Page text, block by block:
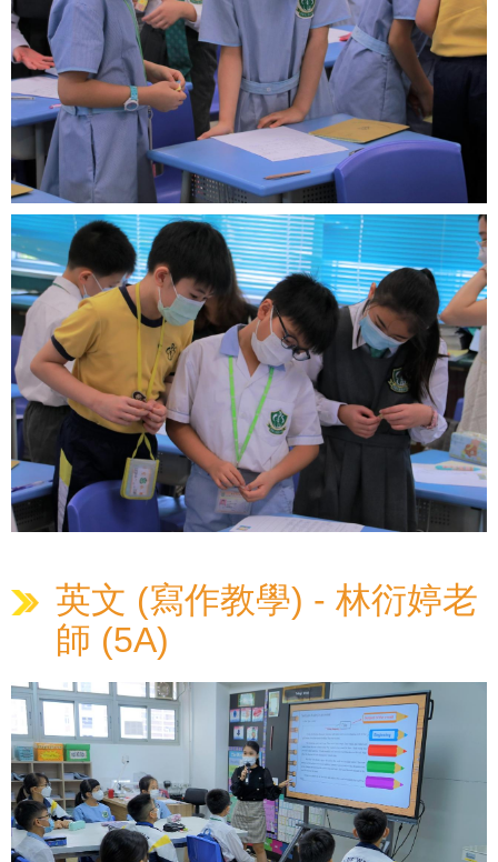
英文 (寫作教學) - 林衍婷老
師 (5A)